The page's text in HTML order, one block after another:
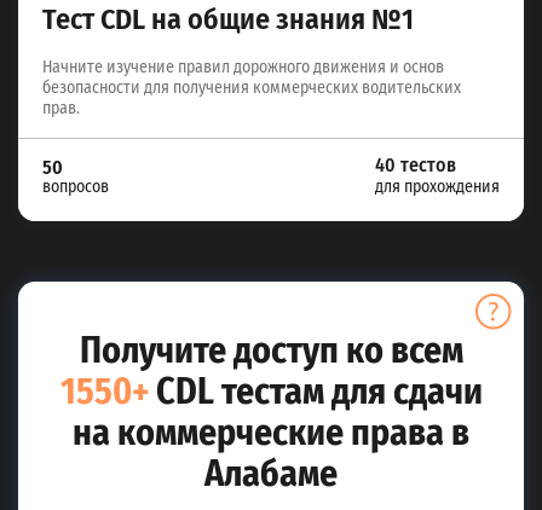
Тест CDL на общие знания №1
Начните изучение правил дорожного движения и основ
безопасности для получения коммерческих водительских
прав.
50
вопросов
40 тестов
для прохождения
Получите доступ ко всем
1550+CDL тестам для сдачи
на коммерческие права в
Алабаме